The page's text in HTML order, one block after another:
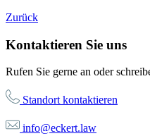
Zurück
Kontaktieren Sie uns
Rufen Sie gerne an oder
Standort kontaktieren
info@eckert.law